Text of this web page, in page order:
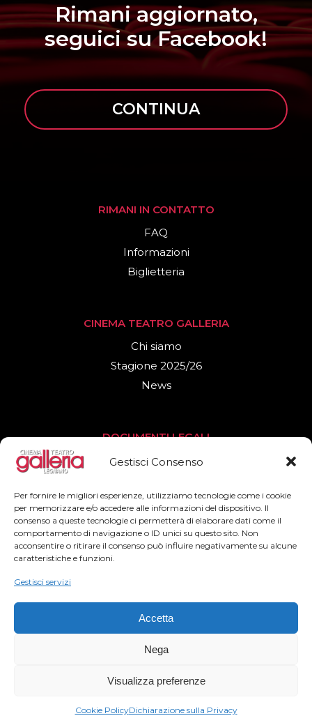
Gestisci Consenso
Per fornire le migliori esperienze, utilizziamo tecnologie come i cookie
per memorizzare e/o accedere alle informazioni del dispositivo. Il
consenso a queste tecnologie ci permetterà di elaborare dati come il
comportamento di navigazione o ID unici su questo sito. Non
acconsentire o ritirare il consenso può influire negativamente su alcune
caratteristiche e funzioni.
Gestisci servizi
Accetta
Nega
Visualizza preferenze
Cookie PolicyDichiarazione sulla Privacy
Rimani aggiornato,
seguici su Facebook!
CONTINUA
RIMANI IN CONTATTO
FAQ
Informazioni
Biglietteria
CINEMA TEATRO GALLERIA
Chi siamo
Stagione 2025/26
News
DOCUMENTI LEGALI
Privacy Policy
SEGUICI
Facebook
– Powered byOfficinaidee adv